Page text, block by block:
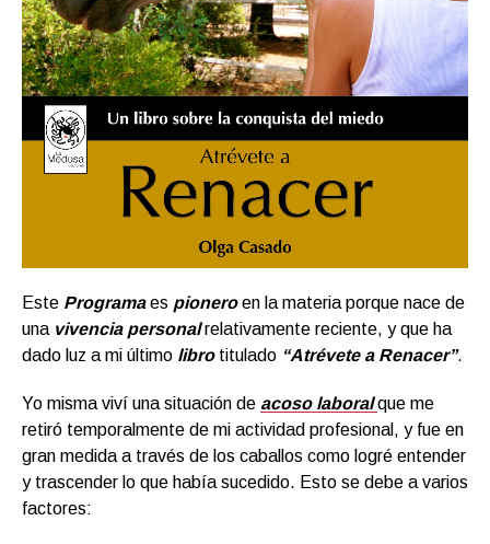
Este Programaes pioneroen la materia porque nace de
una vivencia personalrelativamente reciente, y que ha
dado luz a mi último librotitulado “Atrévete a Renacer”.
Yo misma viví una situación de acoso laboral que me
retiró temporalmente de mi actividad profesional, y fue en
gran medida a través de los caballos como logré entender
y trascender lo que había sucedido. Esto se debe a varios
factores: